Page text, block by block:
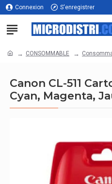
Connexion S'enregistrer
CONSOMMABLE
Canon CL-511
Cyan, Magenta,